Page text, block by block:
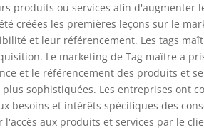
produits ou services afin
créées les premières leçons sur le
et leur référencement. Les tags
Le marketing de Tag maître a
et le référencement des produits et
sophistiquées. Les entreprises ont
besoins et intérêts spécifiques des
aux produits et services par le